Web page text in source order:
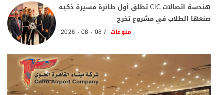
هندسة اتصالات CIC تطلق أول طائرة مسيرة ذكيه
صنعها الطلاب في مشروع تخرج
منوعات 08 - 08 - 2026